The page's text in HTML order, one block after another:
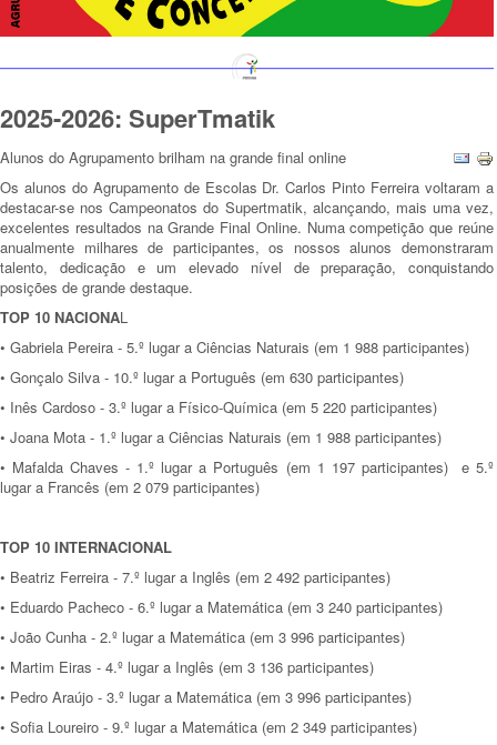
2025-2026: SuperTmatik
Alunos do Agrupamento brilham na grande final online
Os alunos do Agrupamento de Escolas Dr. Carlos Pinto Ferreira voltaram a
destacar-se nos Campeonatos do Supertmatik, alcançando, mais uma vez,
excelentes resultados na Grande Final Online. Numa competição que reúne
anualmente milhares de participantes, os nossos alunos demonstraram
talento, dedicação e um elevado nível de preparação, conquistando
posições de grande destaque.
TOP 10 NACIONAL
• Gabriela Pereira - 5.º lugar a Ciências Naturais (em 1 988 participantes)
• Gonçalo Silva - 10.º lugar a Português (em 630 participantes)
• Inês Cardoso - 3.º lugar a Físico-Química (em 5 220 participantes)
• Joana Mota - 1.º lugar a Ciências Naturais (em 1 988 participantes)
• Mafalda Chaves - 1.º lugar a Português (em 1 197 participantes) e 5.º
lugar a Francês (em 2 079 participantes)
TOP 10 INTERNACIONAL
• Beatriz Ferreira - 7.º lugar a Inglês (em 2 492 participantes)
• Eduardo Pacheco - 6.º lugar a Matemática (em 3 240 participantes)
• João Cunha - 2.º lugar a Matemática (em 3 996 participantes)
• Martim Eiras - 4.º lugar a Inglês (em 3 136 participantes)
• Pedro Araújo - 3.º lugar a Matemática (em 3 996 participantes)
• Sofia Loureiro - 9.º lugar a Matemática (em 2 349 participantes)